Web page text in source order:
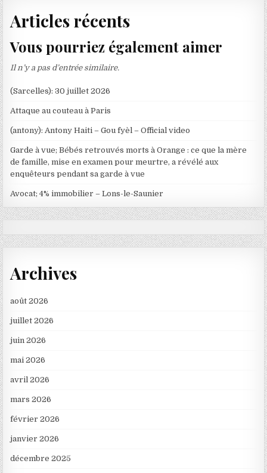
Articles récents
Vous pourriez également aimer
Il n’y a pas d’entrée similaire.
(Sarcelles): 30 juillet 2026
Attaque au couteau à Paris
(antony): Antony Haiti – Gou fyèl – Official video
Garde à vue; Bébés retrouvés morts à Orange : ce que la mère
de famille, mise en examen pour meurtre, a révélé aux
enquêteurs pendant sa garde à vue
Avocat; 4% immobilier – Lons-le-Saunier
Archives
août 2026
juillet 2026
juin 2026
mai 2026
avril 2026
mars 2026
février 2026
janvier 2026
décembre 2025